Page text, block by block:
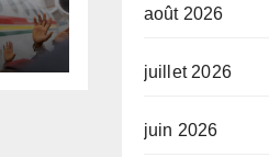
août 2026
juillet 2026
juin 2026